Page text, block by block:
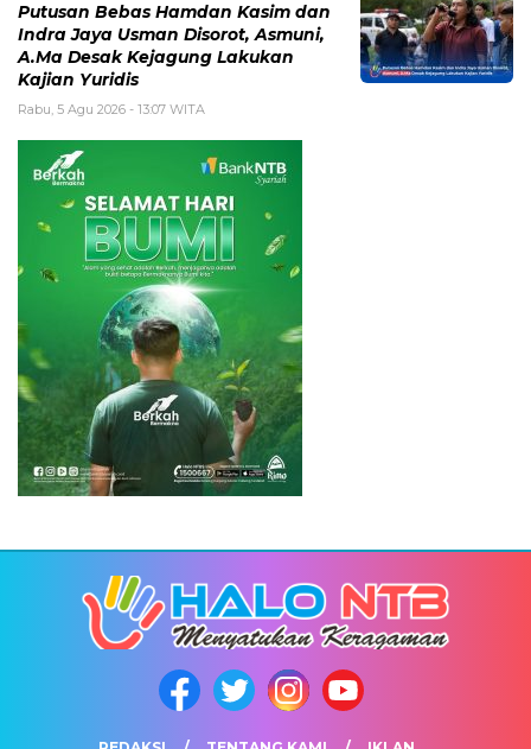
Putusan Bebas Hamdan Kasim dan
Indra Jaya Usman Disorot, Asmuni,
A.Ma Desak Kejagung Lakukan
Kajian Yuridis
Rabu, 5 Agu 2026 - 13:07 WITA